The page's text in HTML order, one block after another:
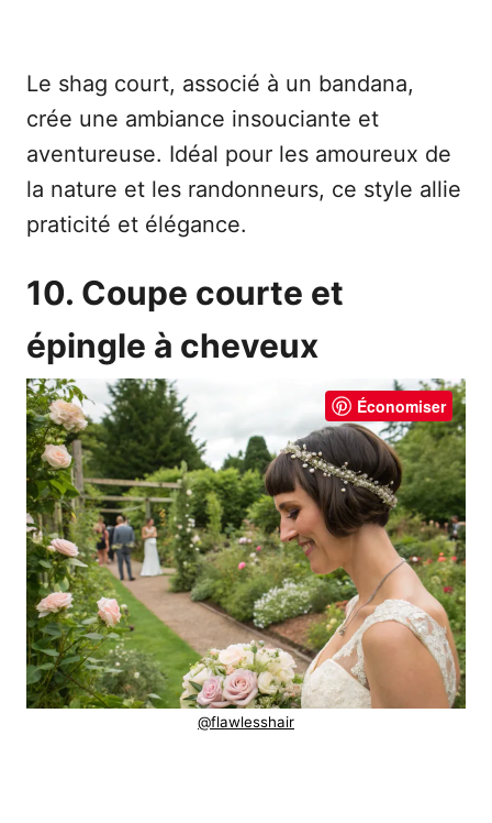
Le shag court, associé à un bandana,
crée une ambiance insouciante et
aventureuse. Idéal pour les amoureux de
la nature et les randonneurs, ce style allie
praticité et élégance.
10. Coupe courte et
épingle à cheveux
Économiser
@flawlesshair